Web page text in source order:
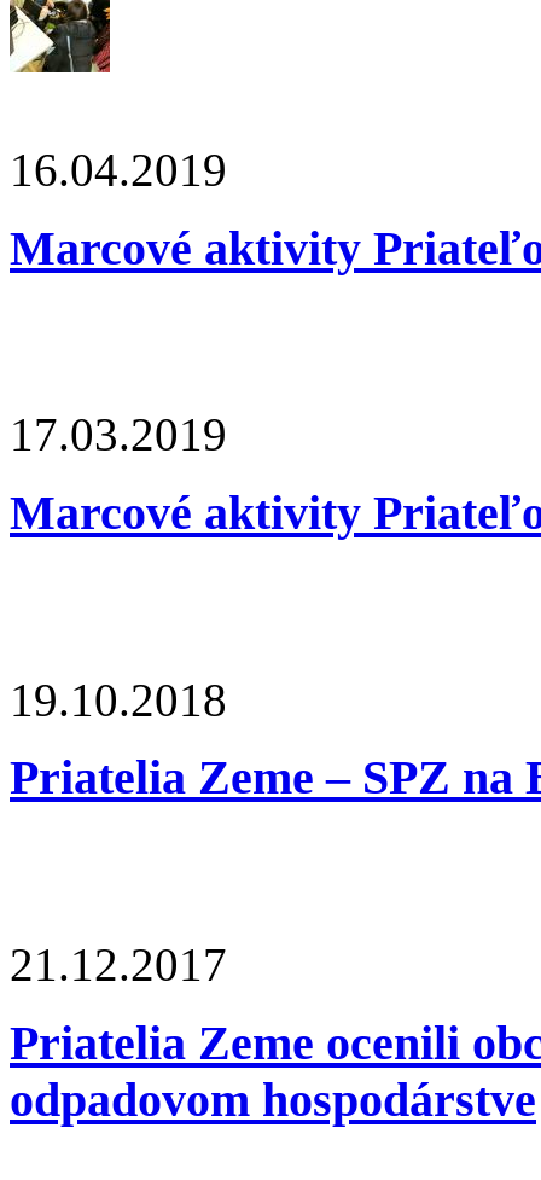
16.04.2019
Marcové aktivity
17.03.2019
Marcové aktivity
19.10.2018
Priatelia Zeme – SPZ na
21.12.2017
Priatelia Zeme ocenili
odpadovom hospodárstve